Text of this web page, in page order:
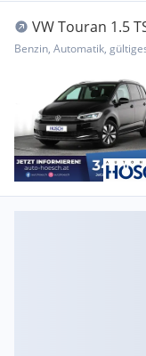
VW Touran 1.5
AHK AC...
Benzin, Automatik,